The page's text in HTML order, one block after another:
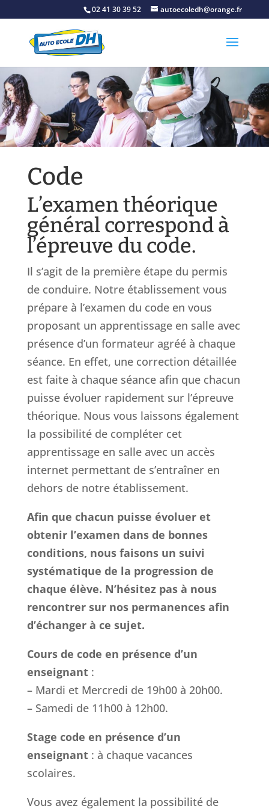
02 41 30 39 52 autoecoledh@orange.fr
Code
L’examen théorique
général correspond à
l’épreuve du code.
Il s’agit de la première étape du permis
de conduire. Notre établissement vous
prépare à l’examen du code en vous
proposant un apprentissage en salle avec
présence d’un formateur agréé à chaque
séance. En effet, une correction détaillée
est faite à chaque séance afin que chacun
puisse évoluer rapidement sur l’épreuve
théorique. Nous vous laissons également
la possibilité de compléter cet
apprentissage en salle avec un accès
internet permettant de s’entraîner en
dehors de notre établissement.
Afin que chacun puisse évoluer et
obtenir l’examen dans de bonnes
conditions, nous faisons un suivi
systématique de la progression de
chaque élève. N’hésitez pas à nous
rencontrer sur nos permanences afin
d’échanger à ce sujet.
Cours de code en présence d’un
enseignant:
– Mardi et Mercredi de 19h00 à 20h00.
– Samedi de 11h00 à 12h00.
Stage code en présence d’un
enseignant: à chaque vacances
scolaires.
Vous avez également la possibilité de